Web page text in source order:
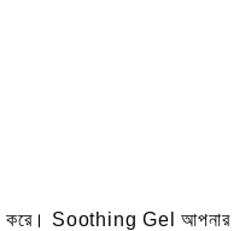
করে। Soothing Gel আপনার